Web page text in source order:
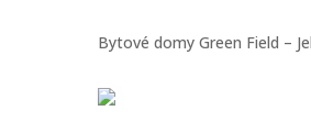
Bytové domy Green Field –